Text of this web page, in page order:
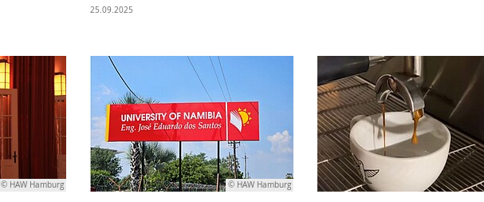
25.09.2025
© HAW Hamburg © HAW Hamburg